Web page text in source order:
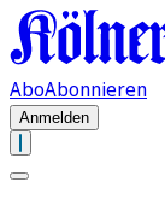
AboAbonnieren
Anmelden